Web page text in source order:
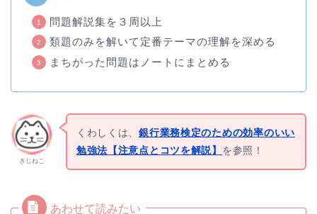
問題解説集を３周以上
類題のみを解いて定番テーマの理解を深める
まちがった問題はノートにまとめる
きじねこ
くわしくは、銀行業務検定のための効率のいい
勉強法【注意点とコツを解説】 を参照！